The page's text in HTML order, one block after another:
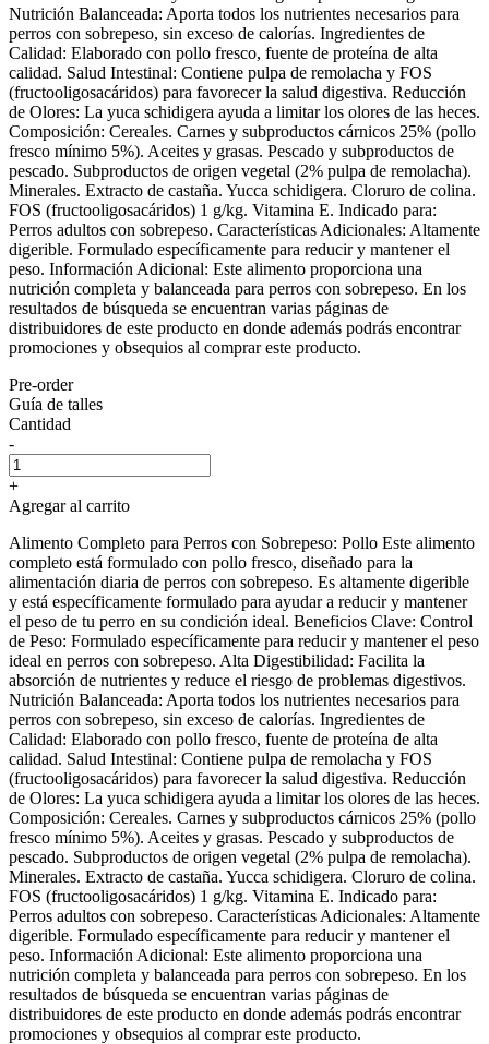
Nutrición Balanceada: Aporta todos los nutrientes necesarios para
perros con sobrepeso, sin exceso de calorías. Ingredientes de
Calidad: Elaborado con pollo fresco, fuente de proteína de alta
calidad. Salud Intestinal: Contiene pulpa de remolacha y FOS
(fructooligosacáridos) para favorecer la salud digestiva. Reducción
de Olores: La yuca schidigera ayuda a limitar los olores de las heces.
Composición: Cereales. Carnes y subproductos cárnicos 25% (pollo
fresco mínimo 5%). Aceites y grasas. Pescado y subproductos de
pescado. Subproductos de origen vegetal (2% pulpa de remolacha).
Minerales. Extracto de castaña. Yucca schidigera. Cloruro de colina.
FOS (fructooligosacáridos) 1 g/kg. Vitamina E. Indicado para:
Perros adultos con sobrepeso. Características Adicionales: Altamente
digerible. Formulado específicamente para reducir y mantener el
peso. Información Adicional: Este alimento proporciona una
nutrición completa y balanceada para perros con sobrepeso. En los
resultados de búsqueda se encuentran varias páginas de
distribuidores de este producto en donde además podrás encontrar
promociones y obsequios al comprar este producto.
Pre-order
Guía de talles
Cantidad
-
+
Agregar al carrito
Alimento Completo para Perros con Sobrepeso: Pollo Este alimento
completo está formulado con pollo fresco, diseñado para la
alimentación diaria de perros con sobrepeso. Es altamente digerible
y está específicamente formulado para ayudar a reducir y mantener
el peso de tu perro en su condición ideal. Beneficios Clave: Control
de Peso: Formulado específicamente para reducir y mantener el peso
ideal en perros con sobrepeso. Alta Digestibilidad: Facilita la
absorción de nutrientes y reduce el riesgo de problemas digestivos.
Nutrición Balanceada: Aporta todos los nutrientes necesarios para
perros con sobrepeso, sin exceso de calorías. Ingredientes de
Calidad: Elaborado con pollo fresco, fuente de proteína de alta
calidad. Salud Intestinal: Contiene pulpa de remolacha y FOS
(fructooligosacáridos) para favorecer la salud digestiva. Reducción
de Olores: La yuca schidigera ayuda a limitar los olores de las heces.
Composición: Cereales. Carnes y subproductos cárnicos 25% (pollo
fresco mínimo 5%). Aceites y grasas. Pescado y subproductos de
pescado. Subproductos de origen vegetal (2% pulpa de remolacha).
Minerales. Extracto de castaña. Yucca schidigera. Cloruro de colina.
FOS (fructooligosacáridos) 1 g/kg. Vitamina E. Indicado para:
Perros adultos con sobrepeso. Características Adicionales: Altamente
digerible. Formulado específicamente para reducir y mantener el
peso. Información Adicional: Este alimento proporciona una
nutrición completa y balanceada para perros con sobrepeso. En los
resultados de búsqueda se encuentran varias páginas de
distribuidores de este producto en donde además podrás encontrar
promociones y obsequios al comprar este producto.